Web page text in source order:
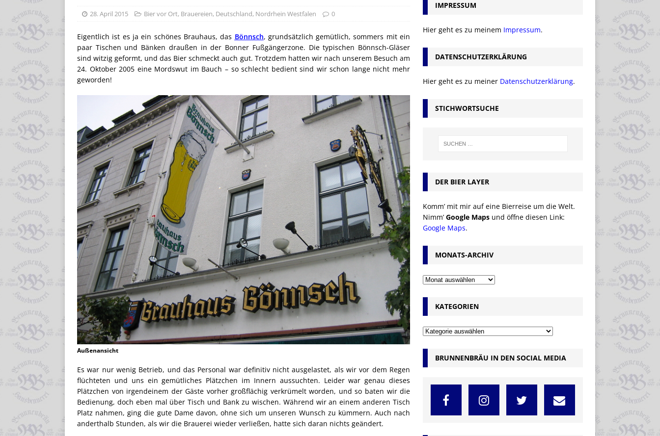
28. April 2015 Bier vor Ort, Brauereien, Deutschland, Nordrhein Westfalen 0
Eigentlich ist es ja ein schönes Brauhaus, das Bönnsch, grundsätzlich gemütlich, sommers mit ein
paar Tischen und Bänken draußen in der Bonner Fußgängerzone. Die typischen Bönnsch-Gläser
sind witzig geformt, und das Bier schmeckt auch gut. Trotzdem hatten wir nach unserem Besuch am
24. Oktober 2005 eine Mordswut im Bauch – so schlecht bedient sind wir schon lange nicht mehr
geworden!
Außenansicht
Es war nur wenig Betrieb, und das Personal war definitiv nicht ausgelastet, als wir vor dem Regen
flüchteten und uns ein gemütliches Plätzchen im Innern aussuchten. Leider war genau dieses
Plätzchen von irgendeinem der Gäste vorher großflächig verkrümelt worden, und so baten wir die
Bedienung, doch eben mal über Tisch und Bank zu wischen. Während wir an einem anderen Tisch
Platz nahmen, ging die gute Dame davon, ohne sich um unseren Wunsch zu kümmern. Auch nach
anderthalb Stunden, als wir die Brauerei wieder verließen, hatte sich daran nichts geändert.
IMPRESSUM
Hier geht es zu meinem Impressum.
DATENSCHUTZERKLÄRUNG
Hier geht es zu meiner Datenschutzerklärung.
STICHWORTSUCHE
DER BIER LAYER
Komm’ mit mir auf eine Bierreise um die Welt.
Nimm’ Google Maps und öffne diesen Link:
Google Maps.
MONATS-ARCHIV
KATEGORIEN
BRUNNENBRÄU IN DEN SOCIAL MEDIA